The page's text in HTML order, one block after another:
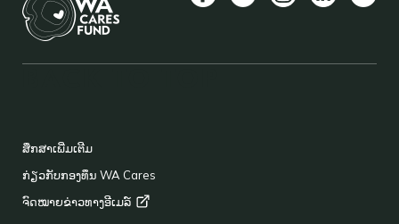
FOOTER
ສຶກສາເພີ່ມເຕີມ
ກ່ຽວກັບກອງທຶນ WA Cares
ຈົດໝາຍຂ່າວທາງອີເມລ໌